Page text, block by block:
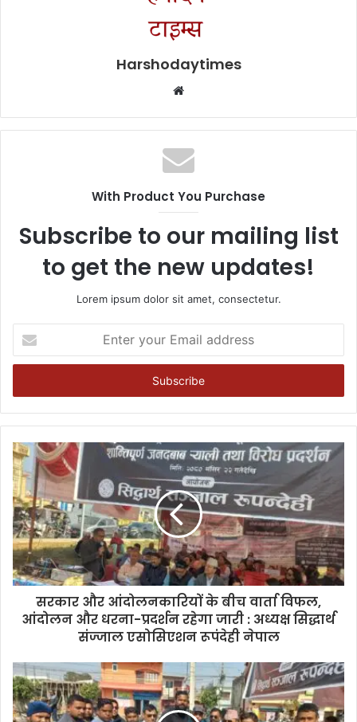
Harshodaytimes
Website
With Product You Purchase
Subscribe to our mailing list
to get the new updates!
Lorem ipsum dolor sit amet, consectetur.
your
Email
सरकार और आंदोलनकारियों के बीच वार्ता विफल,
आंदोलन और धरना-प्रदर्शन रहेगा जारी : अध्यक्ष सिद्धार्थ
संज्जाल एसोसिएशन रूपंदेही नेपाल